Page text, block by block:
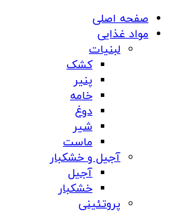
صفحه اصلی
مواد غذایی
لبنیات
کشک
پنیر
خامه
دوغ
شیر
ماست
آجیل و خشکبار
آجیل
خشکبار
پروتئینی